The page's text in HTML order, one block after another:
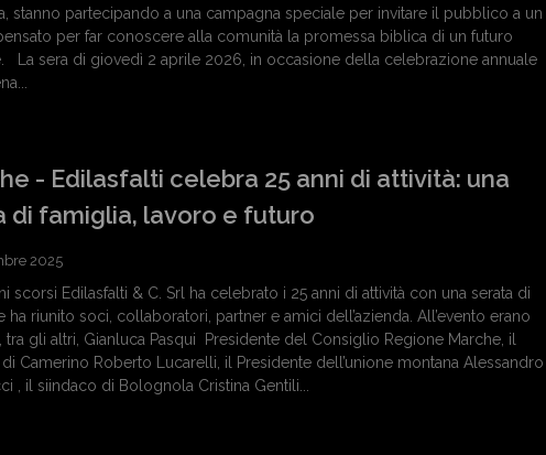
stanno partecipando a una campagna speciale per invitare il pubblico a un
per far conoscere alla comunità la promessa biblica di un futuro
La sera di giovedì 2 aprile 2026, in occasione della celebrazione annuale
- Edilasfalti celebra 25 anni di attività: una
di famiglia, lavoro e futuro
2025
scorsi Edilasfalti & C. Srl ha celebrato i 25 anni di attività con una serata di
ha riunito soci, collaboratori, partner e amici dell’azienda. All’evento erano
tra gli altri, Gianluca Pasqui Presidente del Consiglio Regione Marche, il
Camerino Roberto Lucarelli, il Presidente dell’unione montana Alessandro
, il siindaco di Bolognola Cristina Gentili...